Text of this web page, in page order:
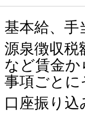
基本給、
源泉徴収税
など賃金
事項ごとに
口座振り